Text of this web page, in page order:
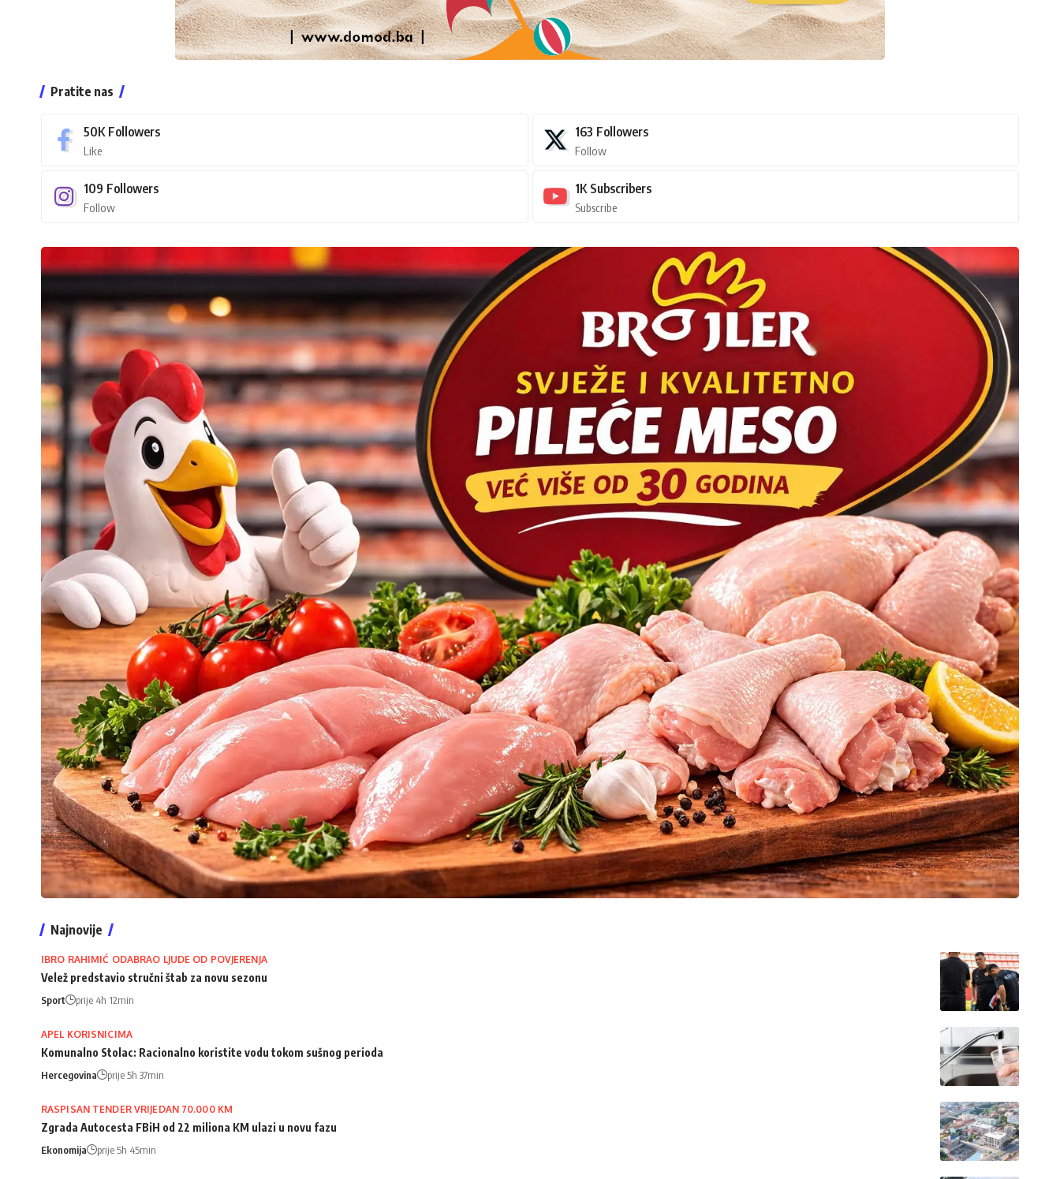
Pratite nas
50K Followers
Like
163 Followers
Follow
109 Followers
Follow
1K Subscribers
Subscribe
Najnovije
IBRO RAHIMIĆ ODABRAO LJUDE OD POVJERENJA
Velež predstavio stručni štab za novu sezonu
Sport prije 4h 12min
APEL KORISNICIMA
Komunalno Stolac: Racionalno koristite vodu tokom sušnog perioda
Hercegovina prije 5h 37min
RASPISAN TENDER VRIJEDAN 70.000 KM
Zgrada Autocesta FBiH od 22 miliona KM ulazi u novu fazu
Ekonomija prije 5h 45min